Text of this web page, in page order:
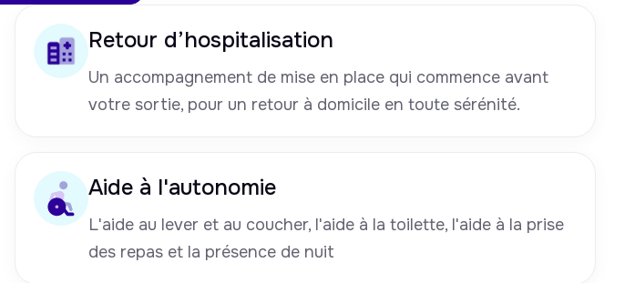
Retour d’hospitalisation
Un accompagnement de mise en place qui commence avant
votre sortie, pour un retour à domicile en toute sérénité.
Aide à l'autonomie
L'aide au lever et au coucher, l'aide à la toilette, l'aide à la prise
des repas et la présence de nuit